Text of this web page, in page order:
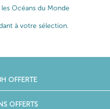
Océans du Monde
à votre sélection.
OFFERTE
OFFERTS